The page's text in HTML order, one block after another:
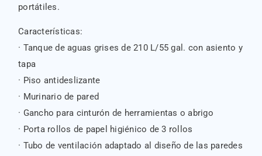
portátiles.
Características:
· Tanque de aguas grises de 210 L/55 gal. con asiento y
tapa
· Piso antideslizante
· Murinario de pared
· Gancho para cinturón de herramientas o abrigo
· Porta rollos de papel higiénico de 3 rollos
· Tubo de ventilación adaptado al diseño de las paredes